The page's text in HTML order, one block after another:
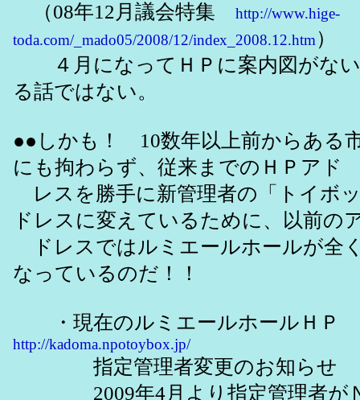
（08年12月議会特集
http://www.hige-
toda.com/_mado05/2008/12/index_2008.12.htm）
４月になってＨＰに案内図がな
る話ではない。
●●しかも！ 10数年以上前からある
にも拘わらず、従来までのＨＰアド
レスを勝手に新管理者の「トイボ
ドレスに変えているために、以前の
ドレスではルミエールホールが全
なっているのだ！！
・現在のルミエールホールＨＰ
http://kadoma.npotoybox.jp/
指定管理者変更のお知らせ
2009年4月より指定管理者がＮ